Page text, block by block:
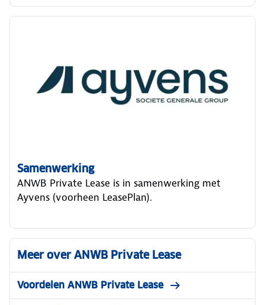
Samenwerking
ANWB Private Lease is in samenwerking met
Ayvens (voorheen LeasePlan).
Meer over ANWB Private Lease
Voordelen ANWB Private Lease